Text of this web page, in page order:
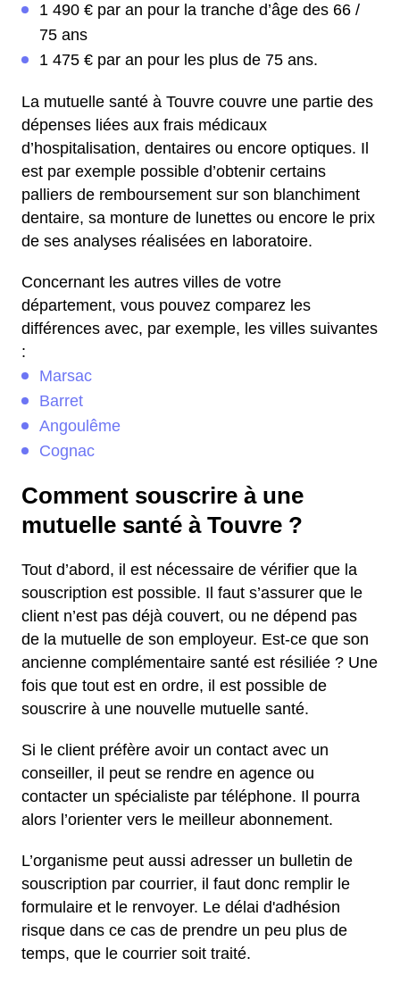
1 490 € par an pour la tranche d’âge des 66 /
75 ans
1 475 € par an pour les plus de 75 ans.
La mutuelle santé à Touvre couvre une partie des
dépenses liées aux frais médicaux
d’hospitalisation, dentaires ou encore optiques. Il
est par exemple possible d’obtenir certains
palliers de remboursement sur son blanchiment
dentaire, sa monture de lunettes ou encore le prix
de ses analyses réalisées en laboratoire.
Concernant les autres villes de votre
département, vous pouvez comparez les
différences avec, par exemple, les villes suivantes
:
Marsac
Barret
Angoulême
Cognac
Comment souscrire à une
mutuelle santé à Touvre ?
Tout d’abord, il est nécessaire de vérifier que la
souscription est possible. Il faut s’assurer que le
client n’est pas déjà couvert, ou ne dépend pas
de la mutuelle de son employeur. Est-ce que son
ancienne complémentaire santé est résiliée ? Une
fois que tout est en ordre, il est possible de
souscrire à une nouvelle mutuelle santé.
Si le client préfère avoir un contact avec un
conseiller, il peut se rendre en agence ou
contacter un spécialiste par téléphone. Il pourra
alors l’orienter vers le meilleur abonnement.
L’organisme peut aussi adresser un bulletin de
souscription par courrier, il faut donc remplir le
formulaire et le renvoyer. Le délai d'adhésion
risque dans ce cas de prendre un peu plus de
temps, que le courrier soit traité.